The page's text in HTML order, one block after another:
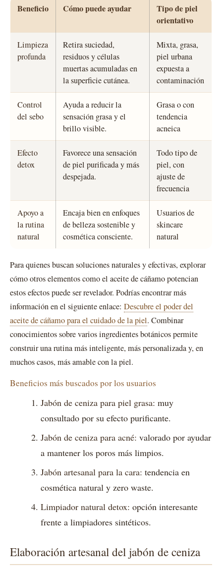
Beneficio Cómo puede ayudar
Tipo de piel
orientativo
Limpieza
profunda
Retira suciedad,
residuos y células
muertas acumuladas en
la superficie cutánea.
Mixta, grasa,
piel urbana
expuesta a
contaminación
Control
del sebo
Ayuda a reducir la
sensación grasa y el
brillo visible.
Grasa o con
tendencia
acneica
Efecto
detox
Favorece una sensación
de piel purificada y más
despejada.
Todo tipo de
piel, con
ajuste de
frecuencia
Apoyo a
la rutina
natural
Encaja bien en enfoques
de belleza sostenible y
cosmética consciente.
Usuarios de
skincare
natural
Para quienes buscan soluciones naturales y efectivas, explorar
cómo otros elementos como el aceite de cáñamo potencian
estos efectos puede ser revelador. Podrías encontrar más
información en el siguiente enlace: Descubre el poder del
aceite de cáñamo para el cuidado de la piel. Combinar
conocimientos sobre varios ingredientes botánicos permite
construir una rutina más inteligente, más personalizada y, en
muchos casos, más amable con la piel.
Beneficios más buscados por los usuarios
Jabón de ceniza para piel grasa: muy
consultado por su efecto purificante.
Jabón de ceniza para acné: valorado por ayudar
a mantener los poros más limpios.
Jabón artesanal para la cara: tendencia en
cosmética natural y zero waste.
Limpiador natural detox: opción interesante
frente a limpiadores sintéticos.
Elaboración artesanal del jabón de ceniza